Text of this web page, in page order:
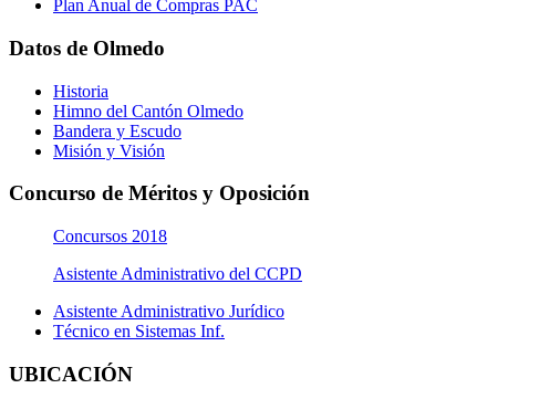
Plan Anual de Compras PAC
Datos de Olmedo
Historia
Himno del Cantón Olmedo
Bandera y Escudo
Misión y Visión
Concurso de Méritos y Oposición
Concursos 2018
Asistente Administrativo del CCPD
Asistente Administrativo Jurídico
Técnico en Sistemas Inf.
UBICACIÓN